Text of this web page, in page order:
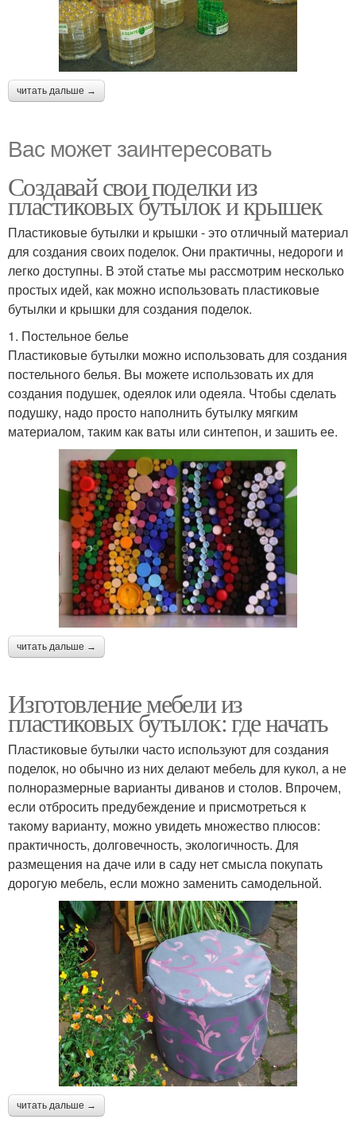
читать дальше →
Вас может заинтересовать
Создавай свои поделки из
пластиковых бутылок и крышек
Пластиковые бутылки и крышки - это отличный материал
для создания своих поделок. Они практичны, недороги и
легко доступны. В этой статье мы рассмотрим несколько
простых идей, как можно использовать пластиковые
бутылки и крышки для создания поделок.
1. Постельное белье
Пластиковые бутылки можно использовать для создания
постельного белья. Вы можете использовать их для
создания подушек, одеялок или одеяла. Чтобы сделать
подушку, надо просто наполнить бутылку мягким
материалом, таким как ваты или синтепон, и зашить ее.
читать дальше →
Изготовление мебели из
пластиковых бутылок: где начать
Пластиковые бутылки часто используют для создания
поделок, но обычно из них делают мебель для кукол, а не
полноразмерные варианты диванов и столов. Впрочем,
если отбросить предубеждение и присмотреться к
такому варианту, можно увидеть множество плюсов:
практичность, долговечность, экологичность. Для
размещения на даче или в саду нет смысла покупать
дорогую мебель, если можно заменить самодельной.
читать дальше →